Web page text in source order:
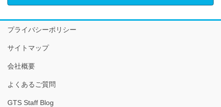
プライバシーポリシー
サイトマップ
会社概要
よくあるご質問
GTS Staff Blog